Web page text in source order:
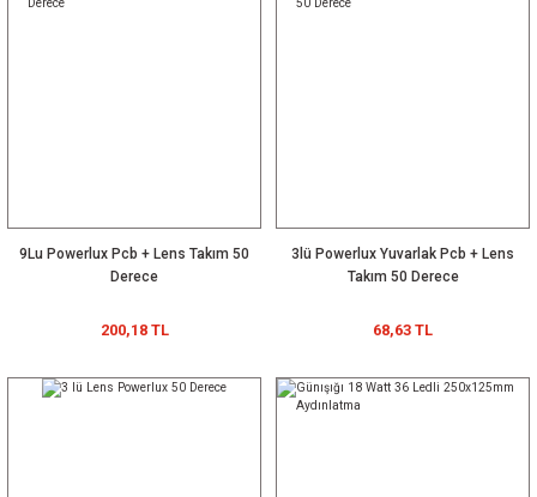
9Lu Powerlux Pcb + Lens Takım 50
Derece
200,18 TL
3lü Powerlux Yuvarlak Pcb + Lens
Takım 50 Derece
68,63 TL